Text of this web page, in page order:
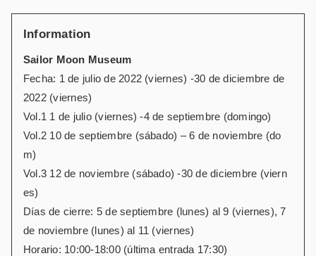
Information
Sailor Moon Museum
Fecha: 1 de julio de 2022 (viernes) -30 de diciembre de
2022 (viernes)
Vol.1 1 de julio (viernes) -4 de septiembre (domingo)
Vol.2 10 de septiembre (sábado) – 6 de noviembre (do
m)
Vol.3 12 de noviembre (sábado) -30 de diciembre (viern
es)
Días de cierre: 5 de septiembre (lunes) al 9 (viernes), 7
de noviembre (lunes) al 11 (viernes)
Horario: 10:00-18:00 (última entrada 17:30)